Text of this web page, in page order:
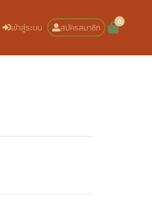
เข้าสู่ระบบ สมัครสมาชิก
0